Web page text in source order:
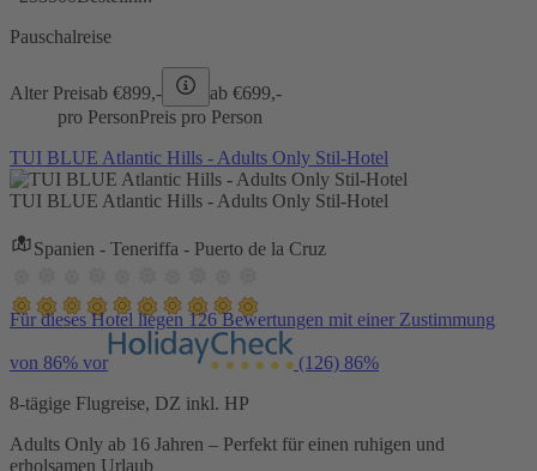
Pauschalreise
Alter Preisab €899,- ab €699,-
pro PersonPreis pro Person
TUI BLUE Atlantic Hills - Adults Only Stil-Hotel
TUI BLUE Atlantic Hills - Adults Only Stil-Hotel
Spanien - Teneriffa - Puerto de la Cruz
Für dieses Hotel liegen 126 Bewertungen mit einer Zustimmung
von 86% vor (126) 86%
8-tägige Flugreise, DZ inkl. HP
Adults Only ab 16 Jahren – Perfekt für einen ruhigen und
erholsamen Urlaub